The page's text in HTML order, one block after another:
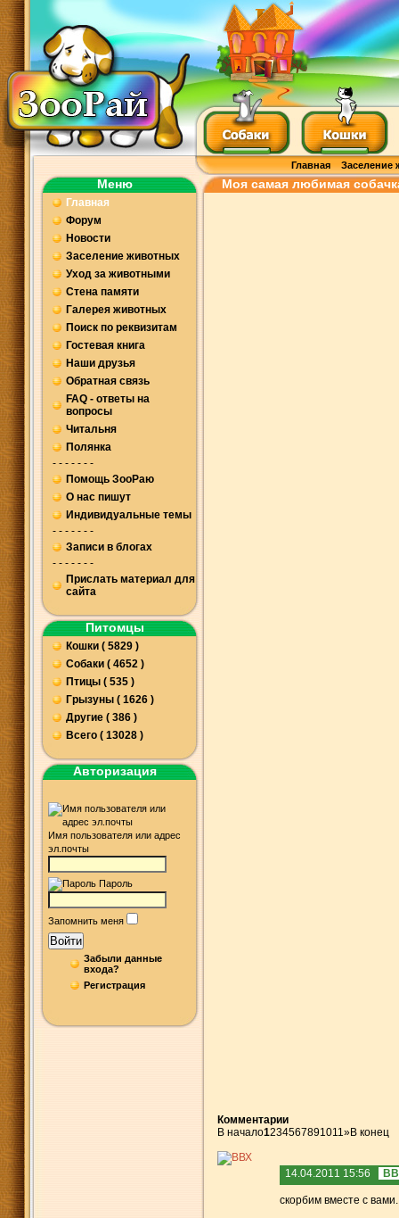
Главная Заселение
Меню
Главная
Форум
Новости
Заселение животных
Уход за животными
Стена памяти
Галерея животных
Поиск по реквизитам
Гостевая книга
Наши друзья
Обратная связь
FAQ - ответы на
вопросы
Читальня
Полянка
- - - - - - -
Помощь ЗооРаю
О нас пишут
Индивидуальные темы
- - - - - - -
Записи в блогах
- - - - - - -
Прислать материал для
сайта
Питомцы
Кошки ( 5829 )
Собаки ( 4652 )
Птицы ( 535 )
Грызуны ( 1626 )
Другие ( 386 )
Всего ( 13028 )
Авторизация
Имя пользователя или адрес
эл.почты
Пароль
Запомнить меня
Войти
Забыли данные
входа?
Регистрация
Моя самая любимая
Комментарии
В начало1234567891011»В конец
14.04.2011 15:56
скорбим вместе с